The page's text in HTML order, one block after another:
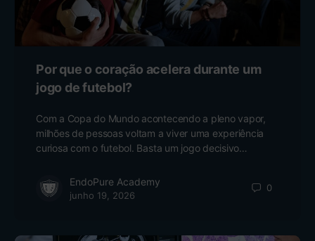
Por que o coração acelera durante um
jogo de futebol?
Com a Copa do Mundo acontecendo a pleno vapor,
milhões de pessoas voltam a viver uma experiência
curiosa com o futebol. Basta um jogo decisivo…
EndoPure Academy
junho 19, 2026
0